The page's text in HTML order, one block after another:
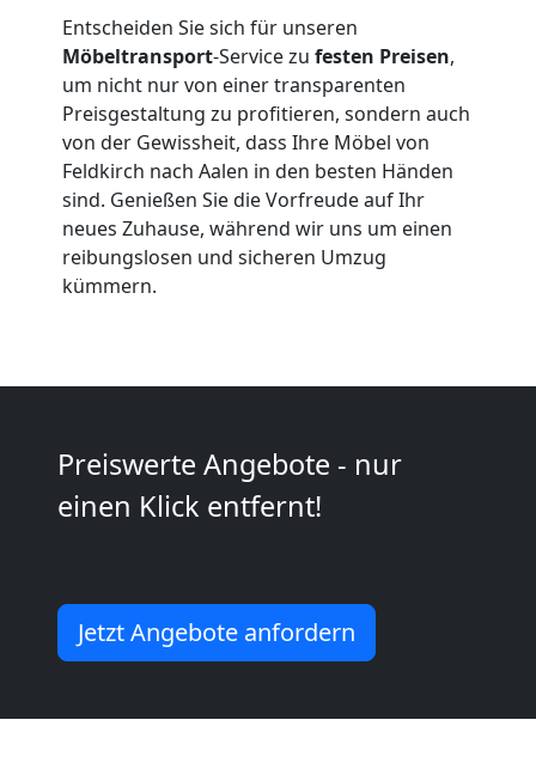
Entscheiden Sie sich für unseren
Möbeltransport-Service zu festen Preisen,
um nicht nur von einer transparenten
Preisgestaltung zu profitieren, sondern auch
von der Gewissheit, dass Ihre Möbel von
Feldkirch nach Aalen in den besten Händen
sind. Genießen Sie die Vorfreude auf Ihr
neues Zuhause, während wir uns um einen
reibungslosen und sicheren Umzug
kümmern.
Preiswerte Angebote - nur
einen Klick entfernt!
Jetzt Angebote anfordern
Qualitäts-
Umzüge
Feldkirch
Vereinsumzug
Feldkirch
Anfrage
Möbeltransport
National
Möbeltransport
International